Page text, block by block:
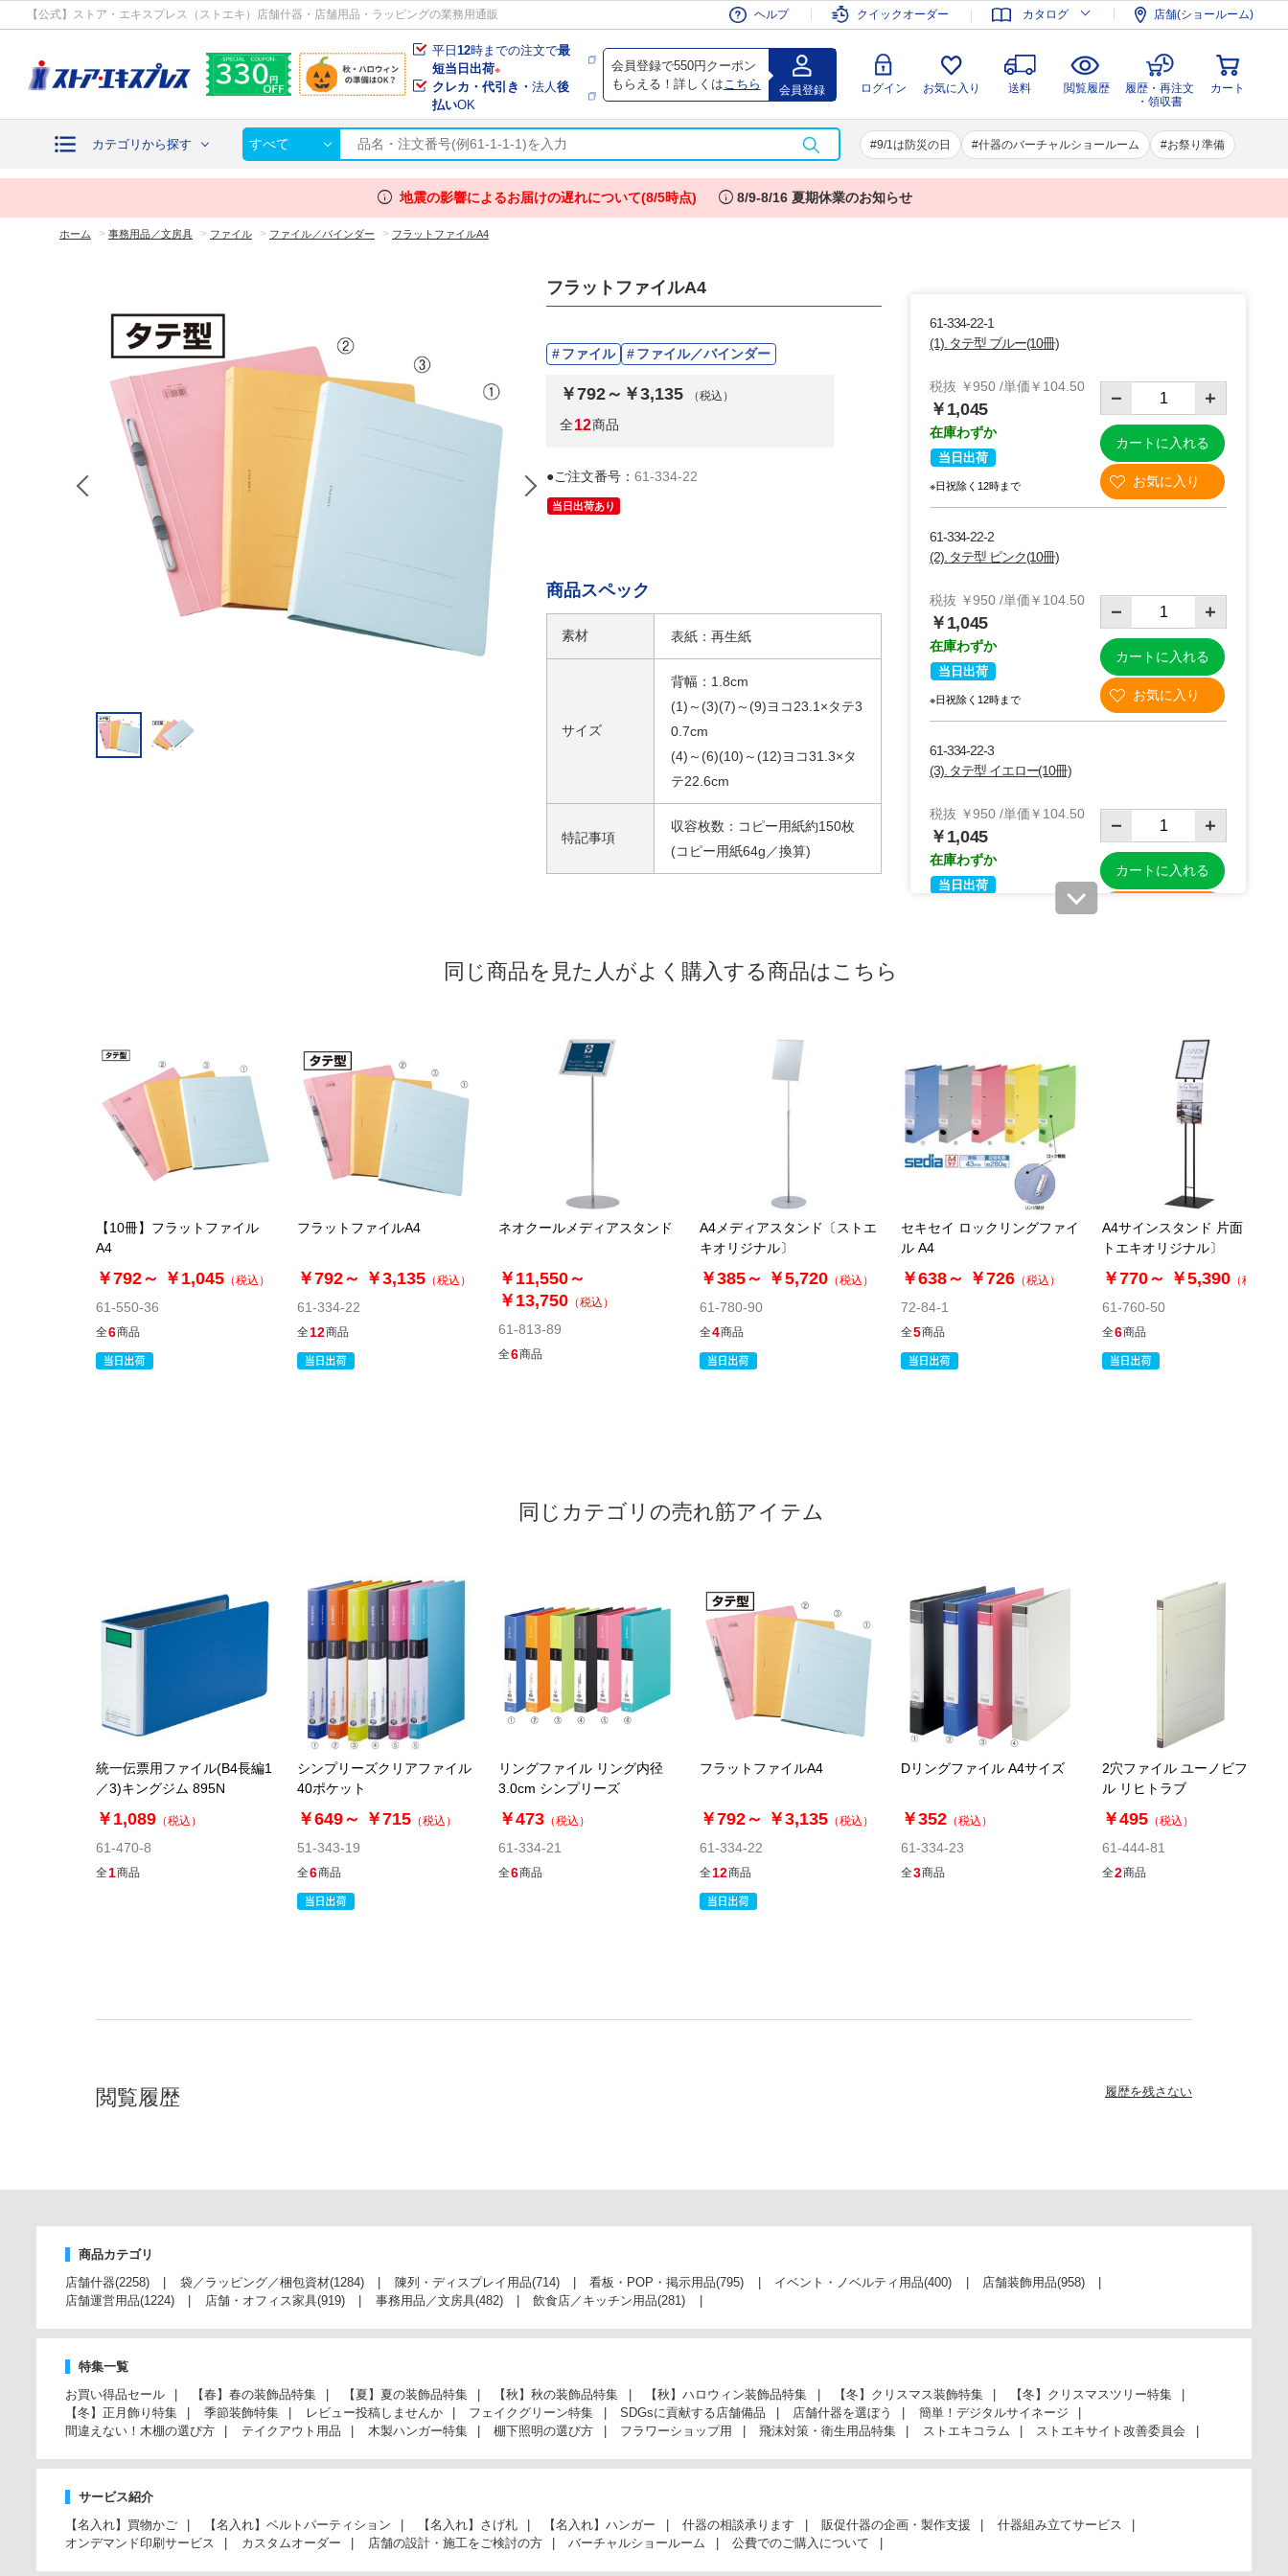
【公式】ストア・エキスプレス（ストエキ）店舗什器・店舗用品・ラッピングの業務用通販 ヘルプ クイックオーダー カタログ 店舗(ショールーム)
平日12時までの注文で最
短当日出荷※
クレカ・代引き・法人後
払いOK
会員登録で550円クーポン
もらえる！詳しくは こちら 会員登録 ログイン お気に入り 送料 閲覧履歴
履歴・再注文
・領収書
カート
カテゴリから探す すべて 9/1は防災の日 什器のバーチャルショールーム お祭り準備
会員登録 ログイン お気に入り 送料 閲覧履歴
履歴・再注文
・領収書
カート
info 地震の影響によるお届けの遅れについて(8/5時点) info 8/9-8/16 夏期休業のお知らせ
ホーム > 事務用品／文房具 > ファイル > ファイル／バインダー > フラットファイルA4
フラットファイルA4
ファイル ファイル／バインダー
￥792～￥3,135 （税込）
全12商品
●ご注文番号： 61-334-22
当日出荷あり
商品スペック
素材 表紙：再生紙
サイズ
背幅：1.8cm
(1)～(3)(7)～(9)ヨコ23.1×タテ3
0.7cm
(4)～(6)(10)～(12)ヨコ31.3×タ
テ22.6cm
特記事項
収容枚数：コピー用紙約150枚
(コピー用紙64g／換算)
61-334-22-1
(1). タテ型 ブルー(10冊)
税抜 ￥950 /単価￥104.50
￥1,045
在庫わずか
当日出荷
※日祝除く12時まで
カートに入れる
61-334-22-2
(2). タテ型 ピンク(10冊)
税抜 ￥950 /単価￥104.50
￥1,045
在庫わずか
当日出荷
※日祝除く12時まで
カートに入れる
61-334-22-3
(3). タテ型 イエロー(10冊)
税抜 ￥950 /単価￥104.50
￥1,045
在庫わずか
当日出荷
カートに入れる
08月25日頃の出荷
カートに入れる
(5). ヨコ型 ピンク(10冊)
税抜 ￥720 /単価￥79.20
販売終了
(6). ヨコ型 イエロー(10冊)
税抜 ￥2,850 /単価
08月25日頃の出荷
カートに入れる
61-334-22-8
￥3,135
￥104.50
08月25日頃の出荷
61-334-22-11
(11). ヨコ型 ピンク(30冊)
￥2,420
同じ商品を見た人がよく購入する商品はこちら
【10冊】フラットファイル
A4
￥792～ ￥1,045 （税込）
61-550-36
全6商品
フラットファイルA4
￥792～ ￥3,135 （税込）
61-334-22
全12商品
ネオクールメディアスタンド
￥11,550～
￥13,750 （税込）
61-813-89
全6商品
A4メディアスタンド〔ストエ
キオリジナル〕
￥385～ ￥5,720 （税込）
61-780-90
全4商品
セキセイ ロックリングファイ
ル A4
￥638～ ￥726 （税込）
72-84-1
全5商品
A4サインスタンド 片面〔ス
トエキオリジナル〕
￥770～ ￥5,390 （税込）
61-760-50
全6商品
同じカテゴリの売れ筋アイテム
統一伝票用ファイル(B4長編1
／3)キングジム 895N
￥1,089 （税込）
61-470-8
全1商品
シンプリーズクリアファイル
40ポケット
￥649～ ￥715 （税込）
51-343-19
全6商品
リングファイル リング内径
3.0cm シンプリーズ
￥473 （税込）
61-334-21
全6商品
フラットファイルA4
￥792～ ￥3,135 （税込）
61-334-22
全12商品
Dリングファイル A4サイズ
￥352 （税込）
61-334-23
全3商品
2穴ファイル ユーノビファイ
ル リヒトラブ
￥495 （税込）
61-444-81
全2商品
閲覧履歴 履歴を残さない
商品カテゴリ
店舗什器(2258) 袋／ラッピング／梱包資材(1284) 陳列・ディスプレイ用品(714) 看板・POP・掲示用品(795) イベント・ノベルティ用品(400) 店舗装飾用品(958)
店舗運営用品(1224) 店舗・オフィス家具(919) 事務用品／文房具(482) 飲食店／キッチン用品(281)
特集一覧
お買い得品セール
【春】春の装飾品特集 【夏】夏の装飾品特集 【秋】秋の装飾品特集 【秋】ハロウィン装飾品特集 【冬】クリスマス装飾特集
【冬】クリスマスツリー特集
【冬】正月飾り特集
季節装飾特集 レビュー投稿しませんか フェイクグリーン特集 SDGsに貢献する店舗備品 店舗什器を選ぼう
簡単！デジタルサイネージ
間違えない！木棚の選び方
テイクアウト用品 木製ハンガー特集 棚下照明の選び方 フラワーショップ用 飛沫対策・衛生用品特集 ストエキコラム ストエキサイト改善委員会
サービス紹介
【名入れ】買物かご
【名入れ】ベルトパーティション 【名入れ】さげ札 【名入れ】ハンガー 什器の相談承ります 販促什器の企画・製作支援
什器組み立てサービス
オンデマンド印刷サービス
カスタムオーダー 店舗の設計・施工をご検討の方 バーチャルショールーム 公費でのご購入について